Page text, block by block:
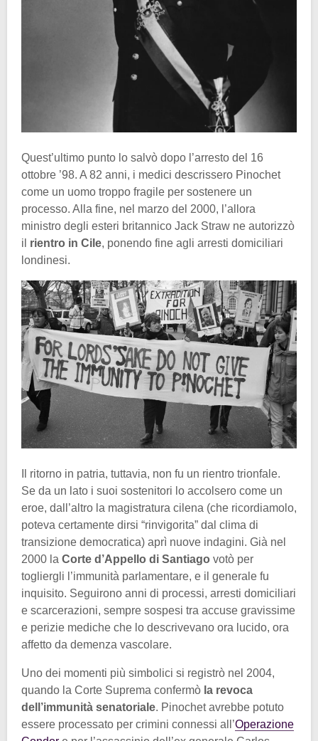
Quest’ultimo punto lo salvò dopo l’arresto del 16
ottobre ’98. A 82 anni, i medici descrissero Pinochet
come un uomo troppo fragile per sostenere un
processo. Alla fine, nel marzo del 2000, l’allora
ministro degli esteri britannico Jack Straw ne autorizzò
il rientro in Cile, ponendo fine agli arresti domiciliari
londinesi.
Il ritorno in patria, tuttavia, non fu un rientro trionfale.
Se da un lato i suoi sostenitori lo accolsero come un
eroe, dall’altro la magistratura cilena (che ricordiamolo,
poteva certamente dirsi “rinvigorita” dal clima di
transizione democratica) aprì nuove indagini. Già nel
2000 la Corte d’Appello di Santiago votò per
togliergli l’immunità parlamentare, e il generale fu
inquisito. Seguirono anni di processi, arresti domiciliari
e scarcerazioni, sempre sospesi tra accuse gravissime
e perizie mediche che lo descrivevano ora lucido, ora
affetto da demenza vascolare.
Uno dei momenti più simbolici si registrò nel 2004,
quando la Corte Suprema confermò la revoca
dell’immunità senatoriale. Pinochet avrebbe potuto
essere processato per crimini connessi all’Operazione